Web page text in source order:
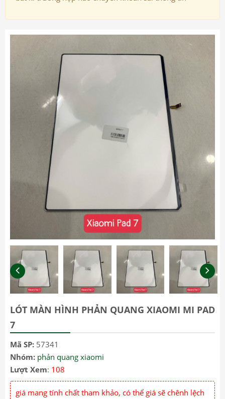
LÓT MÀN HÌNH PHẢN QUANG XIAOMI MI PAD
7
Mã SP: 57341
Nhóm: phản quang xiaomi
Lượt Xem: 108
giá mang tính chất tham khảo, có thể giá sẽ chênh lệch